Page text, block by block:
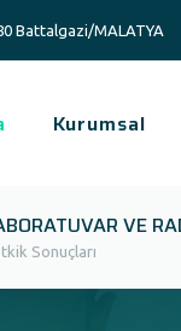
Battalgazi/MALATYA
Kurumsal
VE
Sonuçları